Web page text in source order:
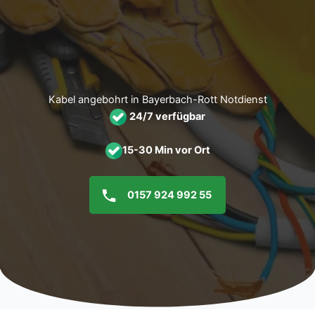
Inhalt
Kabel angebohrt in Bayerbach-Rott Notdienst
24/7 verfügbar
15-30 Min vor Ort
0157 924 992 55